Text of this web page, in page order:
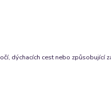
dýchacích cest nebo způsobující